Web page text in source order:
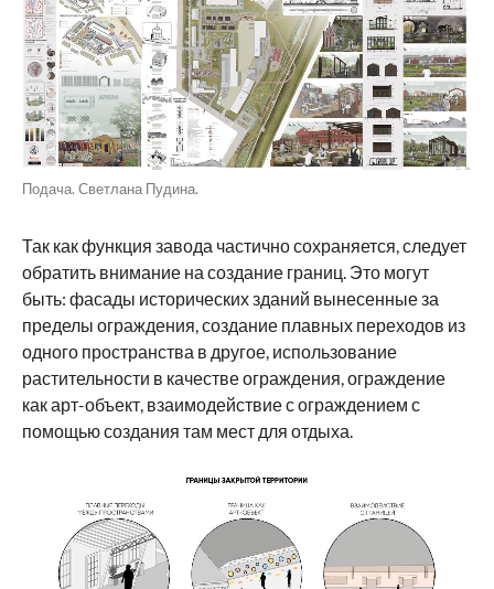
Подача. Светлана Пудина.
Так как функция завода частично сохраняется, следует
обратить внимание на создание границ. Это могут
быть: фасады исторических зданий вынесенные за
пределы ограждения, создание плавных переходов из
одного пространства в другое, использование
растительности в качестве ограждения, ограждение
как арт-объект, взаимодействие с ограждением с
помощью создания там мест для отдыха.